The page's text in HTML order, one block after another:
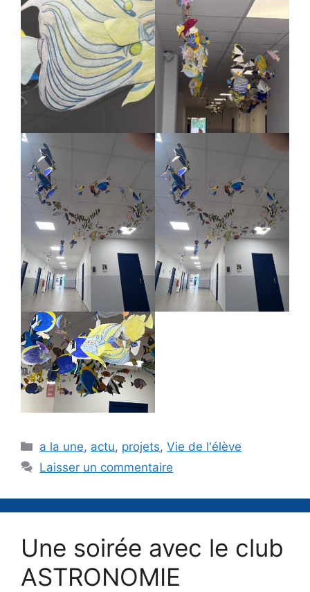
Catégories
a la une, actu, projets,Vie de l'élève
Laisser un commentaire
Une soirée avec le club
ASTRONOMIE